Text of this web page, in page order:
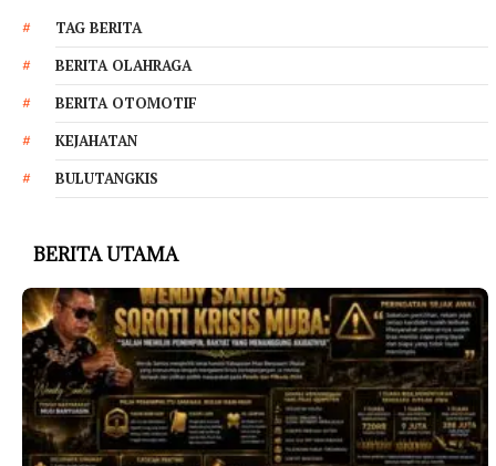
TAG BERITA
BERITA OLAHRAGA
BERITA OTOMOTIF
KEJAHATAN
BULUTANGKIS
BERITA UTAMA